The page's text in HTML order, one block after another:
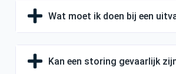
Wat moet ik doen bij een
Kan een storing gevaarlijk